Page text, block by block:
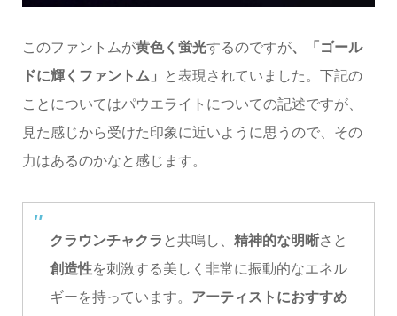
このファントムが黄色く蛍光するのですが、「ゴール
ドに輝くファントム」
と表現されていました。下記の
ことについてはパウエライトについての記述ですが、
見た感じから受けた印象に近いように思うので、その
力はあるのかなと感じます。
クラウンチャクラ と共鳴し、 精神的な明晰さと
創造性を刺激する美しく非常に振動的なエネル
ギーを持っています。 アーティストにおすすめ